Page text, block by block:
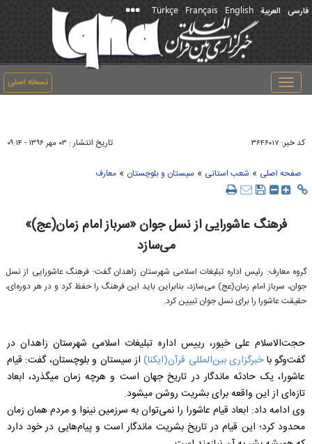
فارسی العربیة English
Français
Türkçe
نسخه اصلی
Toggle
navigation
کد خبر: ۳۶۴۶۰۱۷ تاریخ انتشار : ۰۳ مهر ۱۳۹۶ - ۰۹:۱۴
صفحه اصلی » شعب استانی » سیستان و بلوچستان » معارف
فرهنگ عاشورایی از نسل جوان «سرباز امام زمان(عج)»
می‌سازد
گروه معارف: رئیس اداره تبلیغات اسلامی شهرستان زاهدان گفت: فرهنگ عاشورایی از نسل
جوان، سرباز امام زمان(عج) می‌سازد، بنابراین باید این فرهنگ را حفظ کرد و در هر دوره‌ای،
حقیقت عاشورا را برای نسل جوان تبیین کرد.
حجت‌الاسلام علی خیور، رییس اداره تبلیغات اسلامی شهرستان زاهدان در
گفت‌وگو باخبرگزاری بین‌المللی قرآن(ایکنا)از سیستان و بلوچستان، گفت: قیام
عاشورا، یک حادثه ماندگار در تاریخ جهان است و هرچه زمان می‎گذرد، ابعاد
تازه‌ای از این واقعه برای بشریت روشن می‎شود.
وی ادامه داد: ابعاد قیام عاشورا را نمی‌توان به سرزمین نینوا و مردم همان زمان
محدود کرد؛ این قیام در تاریخ بشریت ماندگار است و پیام‌هایی در خود دارد